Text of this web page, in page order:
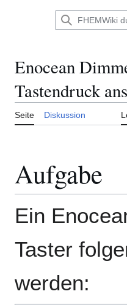
Enocean
Tastendruck
Seite Diskussion
Aufgabe
Ein
Taster
werden: